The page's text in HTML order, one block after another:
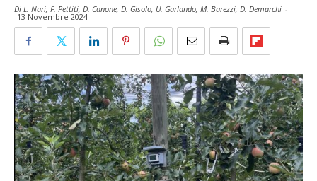
Di L. Nari, F. Pettiti, D. Canone, D. Gisolo, U. Garlando, M. Barezzi, D. Demarchi -
13 Novembre 2024